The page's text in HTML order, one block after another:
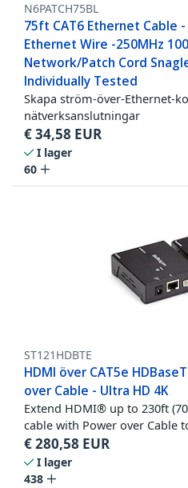
N6PATCH75BL
75ft CAT6 Ethernet Cable
Ethernet Wire -250MHz
Network/Patch Cord
Individually Tested
Skapa ström-över-Ethernet-
nätverksanslutningar
€34,58 EUR
I lager
60
ST121HDBTE
HDMI över CAT5e
over Cable - Ultra HD 4K
Extend HDMI® up to 230ft
cable with Power over Cable
€280,58 EUR
I lager
438